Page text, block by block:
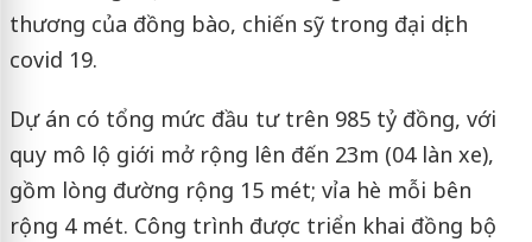
thương của đồng bào, chiến sỹ trong đại dịch
covid 19.
Dự án có tổng mức đầu tư trên 985 tỷ đồng, với
quy mô lộ giới mở rộng lên đến 23m (04 làn xe),
gồm lòng đường rộng 15 mét; vỉa hè mỗi bên
rộng 4 mét. Công trình được triển khai đồng bộ